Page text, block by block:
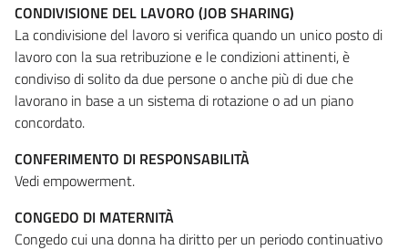
CONDIVISIONE DEL LAVORO (JOB SHARING)
La condivisione del lavoro si verifica quando un unico posto di
lavoro con la sua retribuzione e le condizioni attinenti, è
condiviso di solito da due persone o anche più di due che
lavorano in base a un sistema di rotazione o ad un piano
concordato.
CONFERIMENTO DI RESPONSABILITÀ
Vedi empowerment.
CONGEDO DI MATERNITÀ
Congedo cui una donna ha diritto per un periodo continuativo